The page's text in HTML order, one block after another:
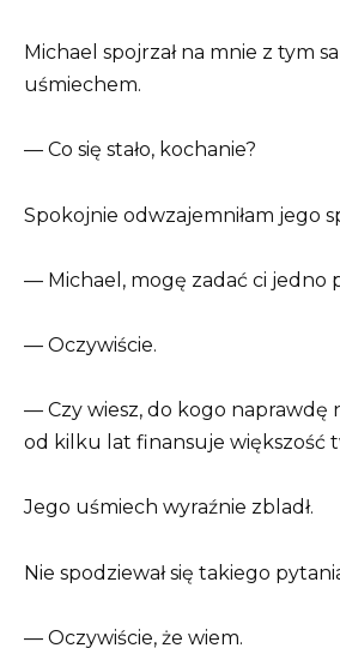
Michael spojrzał na mnie z tym
uśmiechem.
— Co się stało, kochanie?
Spokojnie odwzajemniłam jego
— Michael, mogę zadać ci jedno
— Oczywiście.
— Czy wiesz, do kogo naprawdę
od kilku lat finansuje większość
Jego uśmiech wyraźnie zbladł.
Nie spodziewał się takiego
— Oczywiście, że wiem.